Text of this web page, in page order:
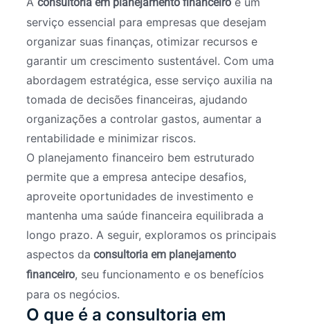
serviço essencial para empresas que desejam
organizar suas finanças, otimizar recursos e
garantir um crescimento sustentável. Com uma
abordagem estratégica, esse serviço auxilia na
tomada de decisões financeiras, ajudando
organizações a controlar gastos, aumentar a
rentabilidade e minimizar riscos.
O planejamento financeiro bem estruturado
permite que a empresa antecipe desafios,
aproveite oportunidades de investimento e
mantenha uma saúde financeira equilibrada a
longo prazo. A seguir, exploramos os principais
aspectos da consultoria em planejamento
financeiro, seu funcionamento e os benefícios
para os negócios.
O que é a consultoria em